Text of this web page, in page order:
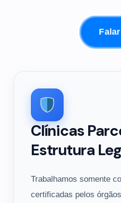
Clínicas
Estrutura
Trabalhamos somente
certificadas pelos